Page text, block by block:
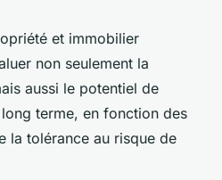
et immobilier
non seulement la
aussi le potentiel de
terme, en fonction des
la tolérance au risque de